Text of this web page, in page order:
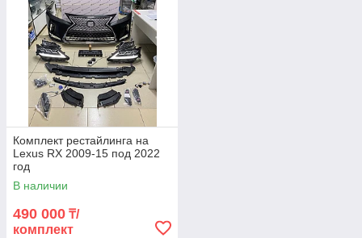
Комплект рестайлинга на
Lexus RX 2009-15 под 2022
год
В наличии
490 000 ₸/
комплект